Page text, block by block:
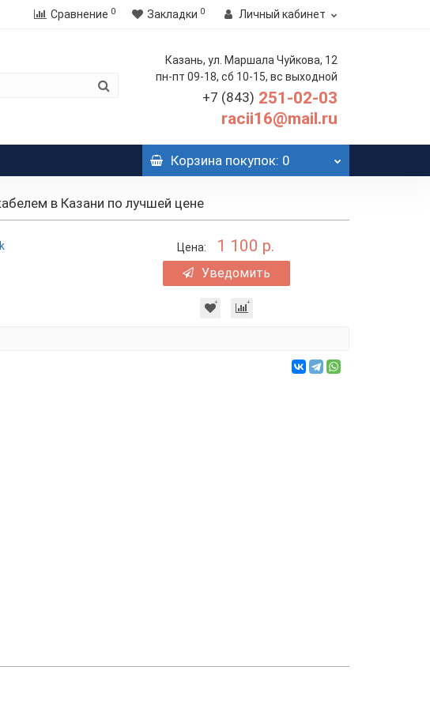
Сравнение 0 Закладки 0 Личный кабинет
Казань, ул. Маршала Чуйкова, 12
пн-пт 09-18, сб 10-15, вс выходной
+7 (843) 251-02-03
racii16@mail.ru
Корзинапокупок: 0
в Казани по лучшей цене
Цена: 1 100 р.
Уведомить